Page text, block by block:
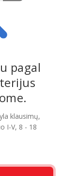
pagal
klausimų,
I-V, 8 - 18